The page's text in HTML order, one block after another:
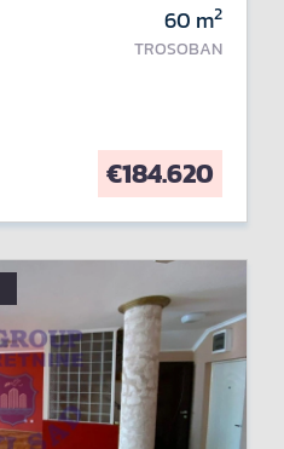
60 m2
TROSOBAN
€184.620